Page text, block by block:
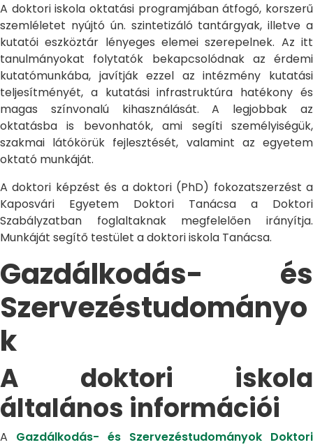
A doktori iskola oktatási programjában átfogó, korszerű
szemléletet nyújtó ún. szintetizáló tantárgyak, illetve a
kutatói eszköztár lényeges elemei szerepelnek. Az itt
tanulmányokat folytatók bekapcsolódnak az érdemi
kutatómunkába, javítják ezzel az intézmény kutatási
teljesítményét, a kutatási infrastruktúra hatékony és
magas színvonalú kihasználását. A legjobbak az
oktatásba is bevonhatók, ami segíti személyiségük,
szakmai látókörük fejlesztését, valamint az egyetem
oktató munkáját.
A doktori képzést és a doktori (PhD) fokozatszerzést a
Kaposvári Egyetem Doktori Tanácsa a Doktori
Szabályzatban foglaltaknak megfelelően irányítja.
Munkáját segítő testület a doktori iskola Tanácsa.
Gazdálkodás- és
Szervezéstudományo
k
A doktori iskola
általános információi
A Gazdálkodás- és Szervezéstudományok Doktori